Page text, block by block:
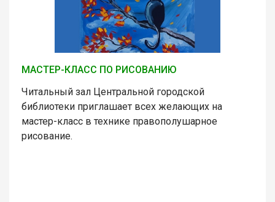
МАСТЕР-КЛАСС ПО РИСОВАНИЮ
Читальный зал Центральной городской
библиотеки приглашает всех желающих на
мастер-класс в технике правополушарное
рисование.